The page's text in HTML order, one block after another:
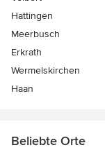
Hattingen
Meerbusch
Erkrath
Wermelskirchen
Haan
Beliebte Orte